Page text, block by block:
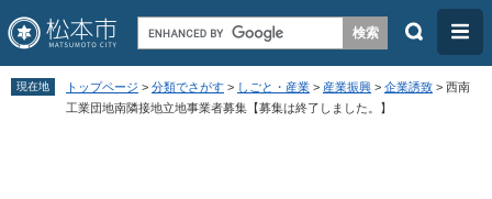
ペ
メ
検
メ
ニ
ュ
現在地 トップページ > 分類でさがす > しごと・産業 > 産業振興 > 企業誘致 > 西南
工業団地南隣接地立地事業者募集【募集は終了しました。】